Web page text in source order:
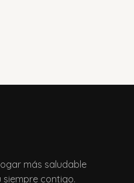
más saludable
siempre contigo.